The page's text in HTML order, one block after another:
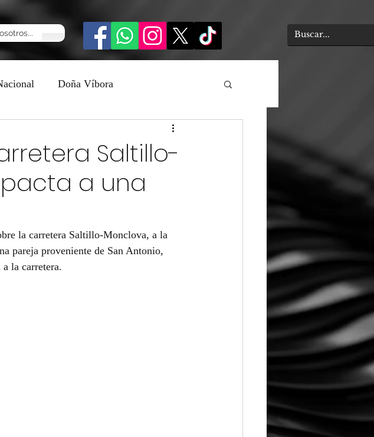
Doña Víbora
Saltillo-
a una
la carretera Saltillo-Monclova, a la
pareja proveniente de San Antonio,
la carretera.